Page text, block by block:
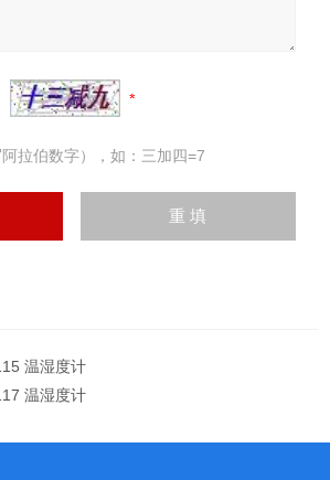
拉伯数字），如：三加四=7
温湿度计
温湿度计